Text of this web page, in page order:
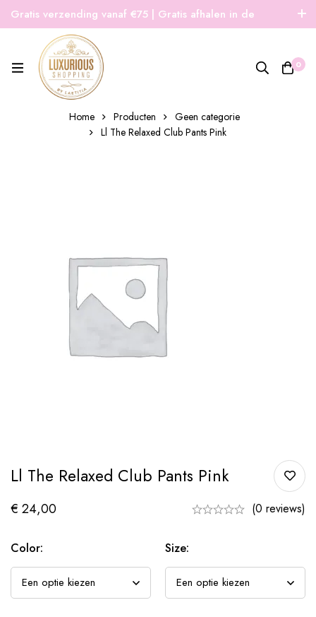
Gratis verzending vanaf €75 | Gratis afhalen in de
winkel | Snelle verzending
0
Home Producten
Geen categorie
Ll The Relaxed Club Pants Pink
Ll The Relaxed Club Pants Pink
€ 24,00 (0 reviews)
Color: Size: